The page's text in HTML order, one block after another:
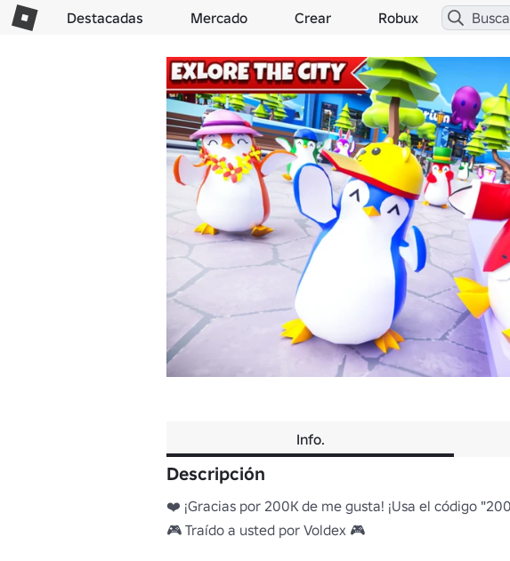
Destacadas Mercado Crear Robux
Info.
Descripción
❤️ ¡Gracias por 200K de me gusta! ¡Usa el código
🎮 Traído a usted por Voldex 🎮